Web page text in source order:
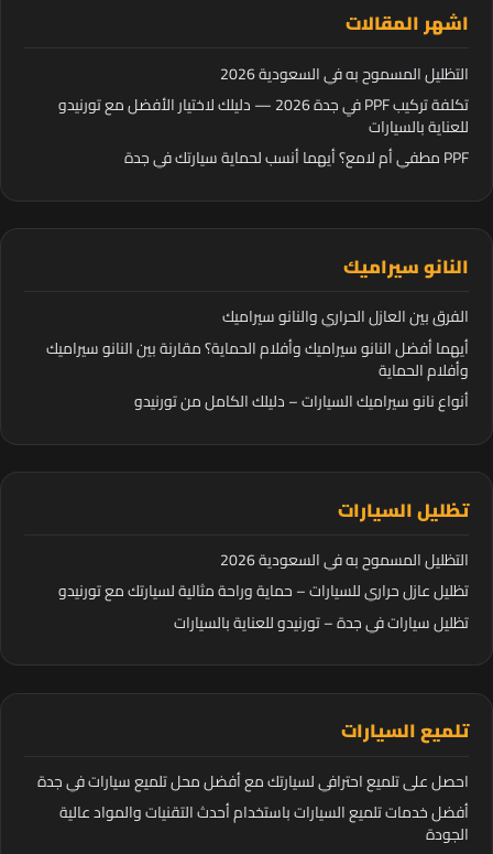
اشهر المقالات
التظليل المسموح به في السعودية 2026
تكلفة تركيب PPF في جدة 2026 — دليلك لاختيار الأفضل مع تورنيدو
للعناية بالسيارات
PPF مطفي أم لامع؟ أيهما أنسب لحماية سيارتك في جدة
النانو سيراميك
الفرق بين العازل الحراري والنانو سيراميك
أيهما أفضل النانو سيراميك وأفلام الحماية؟ مقارنة بين النانو سيراميك
وأفلام الحماية
أنواع نانو سيراميك السيارات – دليلك الكامل من تورنيدو
تظليل السيارات
التظليل المسموح به في السعودية 2026
تظليل عازل حراري للسيارات – حماية وراحة مثالية لسيارتك مع تورنيدو
تظليل سيارات في جدة – تورنيدو للعناية بالسيارات
تلميع السيارات
احصل على تلميع احترافي لسيارتك مع أفضل محل تلميع سيارات في جدة
أفضل خدمات تلميع السيارات باستخدام أحدث التقنيات والمواد عالية
الجودة